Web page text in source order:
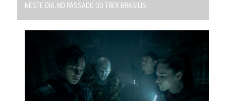
NESTE DIA, NO PASSADO DO TREK BRASILIS...